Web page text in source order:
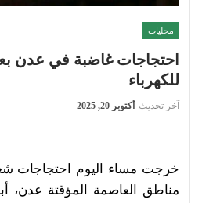
محليات
احتجاجات غاضبة في عدن
للكهرباء
آخر تحديث أكتوبر 20, 2025
خرجت مساء اليوم احتجاجات
مناطق العاصمة المؤقتة عدن،